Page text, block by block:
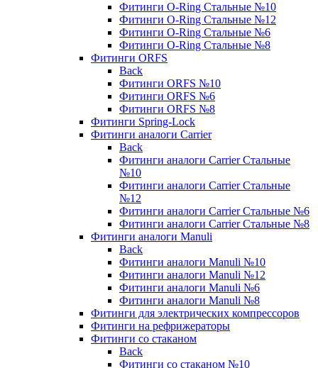
Фитинги O-Ring Стальные №10
Фитинги O-Ring Стальные №12
Фитинги O-Ring Стальные №6
Фитинги O-Ring Стальные №8
Фитинги ORFS
Back
Фитинги ORFS №10
Фитинги ORFS №6
Фитинги ORFS №8
Фитинги Spring-Lock
Фитинги аналоги Carrier
Back
Фитинги аналоги Carrier Стальные
№10
Фитинги аналоги Carrier Стальные
№12
Фитинги аналоги Carrier Стальные №6
Фитинги аналоги Carrier Стальные №8
Фитинги аналоги Manuli
Back
Фитинги аналоги Manuli №10
Фитинги аналоги Manuli №12
Фитинги аналоги Manuli №6
Фитинги аналоги Manuli №8
Фитинги для электрических компрессоров
Фитинги на рефрижераторы
Фитинги со стаканом
Back
Фитинги со стаканом №10